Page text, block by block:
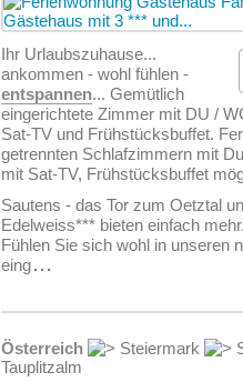
Ihr Urlaubszuhause...
ankommen - wohl fühlen -
entspannen... Gemütlich
eingerichtete Zimmer mit DU /
Sat-TV und Frühstücksbuffet.
getrennten Schlafzimmern mit
mit Sat-TV, Frühstücksbuffet
Sautens - das Tor zum Oetztal
Edelweiss*** bieten einfach
Fühlen Sie sich wohl in unseren
eing...
Österreich Steiermark
Tauplitzalm